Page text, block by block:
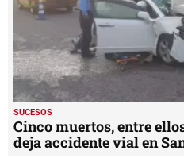
SUCESOS
Cinco muertos, entre
deja accidente vial en